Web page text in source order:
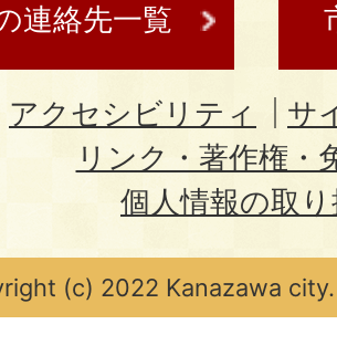
連絡先一覧
アクセシビリティ
サ
リンク・著作権・
個人情報の取
(c) 2022 Kanazawa